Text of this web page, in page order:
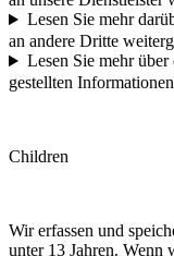
Lesen Sie mehr
an andere Dritte
Lesen Sie mehr
gestellten Informationen
Children
Wir erfassen und
unter 13 Jahren. Wenn